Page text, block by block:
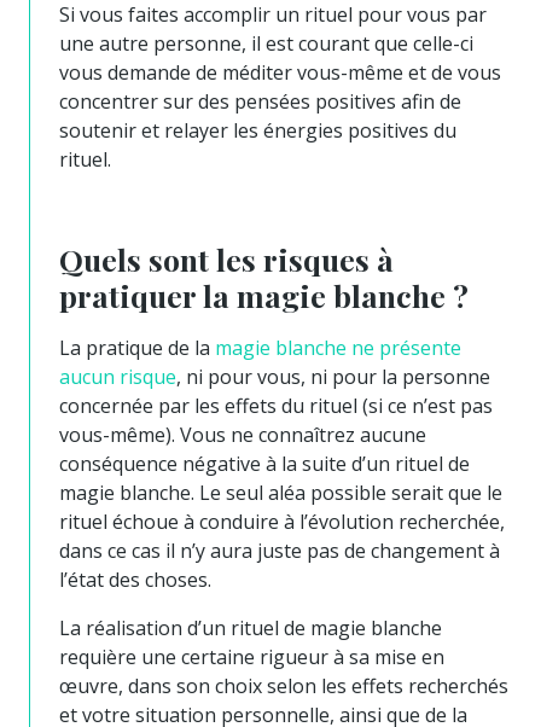
Si vous faites accomplir un rituel pour vous par
une autre personne, il est courant que celle-ci
vous demande de méditer vous-même et de vous
concentrer sur des pensées positives afin de
soutenir et relayer les énergies positives du
rituel.
Quels sont les risques à
pratiquer la magie blanche ?
La pratique de la magie blanche ne présente
aucun risque, ni pour vous, ni pour la personne
concernée par les effets du rituel (si ce n’est pas
vous-même). Vous ne connaîtrez aucune
conséquence négative à la suite d’un rituel de
magie blanche. Le seul aléa possible serait que le
rituel échoue à conduire à l’évolution recherchée,
dans ce cas il n’y aura juste pas de changement à
l’état des choses.
La réalisation d’un rituel de magie blanche
requière une certaine rigueur à sa mise en
œuvre, dans son choix selon les effets recherchés
et votre situation personnelle, ainsi que de la